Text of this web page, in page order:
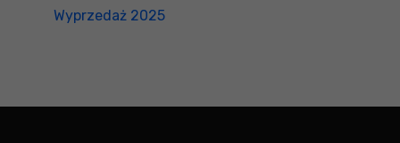
Wyprzedaż 2025